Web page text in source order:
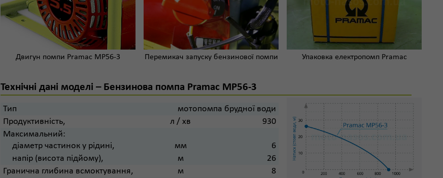
Двигун помпи Pramac MP56-3 Перемикач запуску бензинової помпи Упаковка електропомп Pramac
Технічні дані моделі – Бензинова помпа Pramac MP56-3
Тип
мотопомпа брудної води
Продуктивність,
л / хв
930
Максимальний:
діаметр частинок у рідині,
мм
6
напір (висота підйому),
м
26
Гранична глибина всмоктування,
м
8